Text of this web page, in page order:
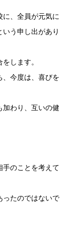
、全員が元気に
う申し出があり
します。
今度は、喜びを
わり、互いの健
のことを考えて
ったのではないで